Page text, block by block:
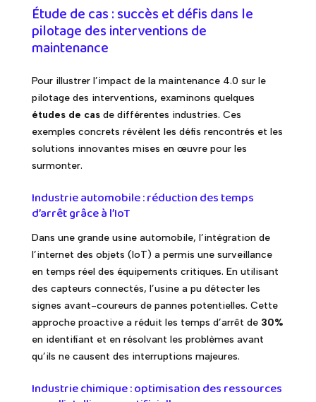
Étude de cas : succès et défis dans le
pilotage des interventions de
maintenance
Pour illustrer l’impact de la maintenance 4.0 sur le
pilotage des interventions, examinons quelques
études de casde différentes industries. Ces
exemples concrets révèlent les défis rencontrés et les
solutions innovantes mises en œuvre pour les
surmonter.
Industrie automobile : réduction des temps
d’arrêt grâce à l’IoT
Dans une grande usine automobile, l’intégration de
l’internet des objets (IoT) a permis une surveillance
en temps réel des équipements critiques. En utilisant
des capteurs connectés, l’usine a pu détecter les
signes avant-coureurs de pannes potentielles. Cette
approche proactive a réduit les temps d’arrêt de 30%
en identifiant et en résolvant les problèmes avant
qu’ils ne causent des interruptions majeures.
Industrie chimique : optimisation des ressources